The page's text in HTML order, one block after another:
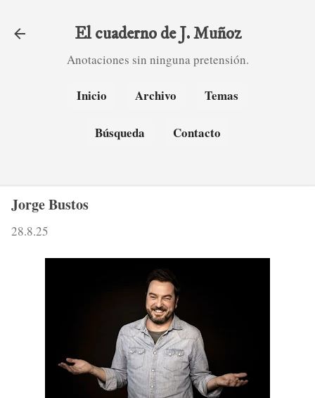
El cuaderno de J. Muñoz
Anotaciones sin ninguna pretensión.
Inicio Archivo Temas
Búsqueda Contacto
Jorge Bustos
28.8.25